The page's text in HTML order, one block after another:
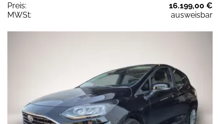
Preis:
16.199,00 €
MWSt:
ausweisbar